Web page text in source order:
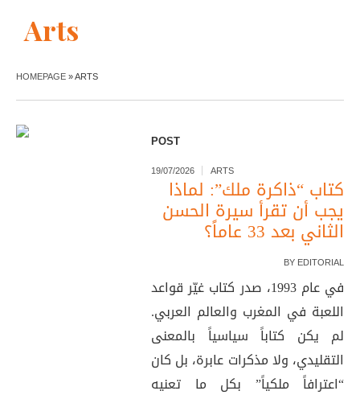
Arts
HOMEPAGE »ARTS
POST
19/07/2026 ARTS
كتاب “ذاكرة ملك”: لماذا
يجب أن تقرأ سيرة الحسن
الثاني بعد 33 عاماً؟
BY EDITORIAL
في عام 1993، صدر كتاب غيّر قواعد
اللعبة في المغرب والعالم العربي.
لم يكن كتاباً سياسياً بالمعنى
التقليدي، ولا مذكرات عابرة، بل كان
“اعترافاً ملكياً” بكل ما تعنيه